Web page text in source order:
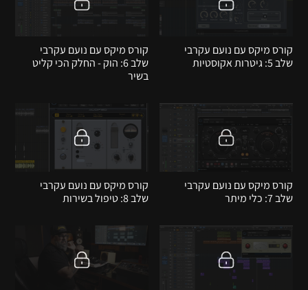
קורס מיקס עם נועם עקרבי
שלב 5: גיטרות אקוסטיות
קורס מיקס עם נועם עקרבי
שלב 6: הוק - החלק הכי קליט
בשיר
קורס מיקס עם נועם עקרבי
שלב 7: כלי מיתר
קורס מיקס עם נועם עקרבי
שלב 8: טיפול בשירות